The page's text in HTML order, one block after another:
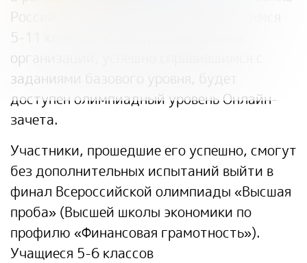
России 3 ноября 2023 года обучающимся
5-11 классов общеобразовательных
организаций, успешно справившимся с
заданиями базового уровня, будет
доступен олимпиадный уровень Онлайн-
зачета.
Участники, прошедшие его успешно, смогут
без дополнительных испытаний выйти в
финал Всероссийской олимпиады «Высшая
проба» (Высшей школы экономики по
профилю «Финансовая грамотность»).
Учащиеся 5-6 классов